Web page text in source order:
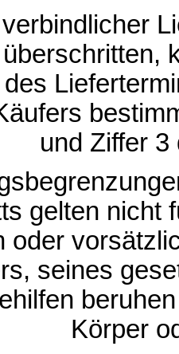
und Ziffer
gelten nicht
oder
seines
Körper